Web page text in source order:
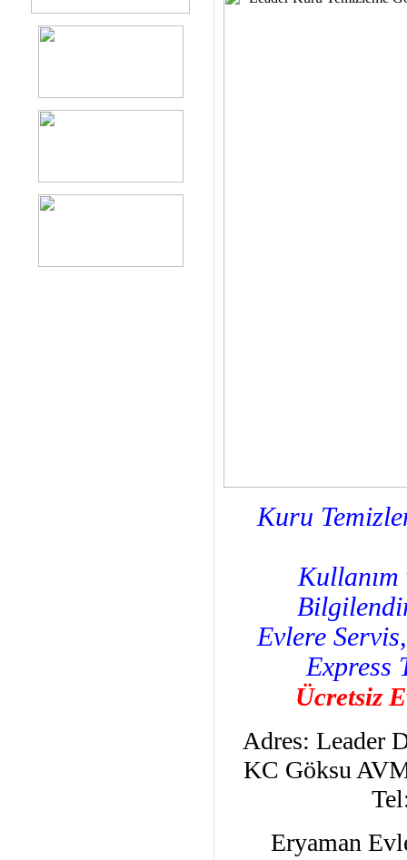
Kuru
Evlere
Express
Ücretsiz
Adres: Leader
KC Göksu
Eryaman